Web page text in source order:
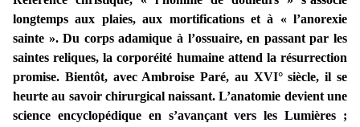
longtemps aux plaies, aux mortifications et à « l’anorexie
sainte ». Du corps adamique à l’ossuaire, en passant par les
saintes reliques, la corporéité humaine attend la résurrection
promise. Bientôt, avec Ambroise Paré, au XVI° siècle, il se
heurte au savoir chirurgical naissant. L’anatomie devient une
science encyclopédique en s’avançant vers les Lumières ;